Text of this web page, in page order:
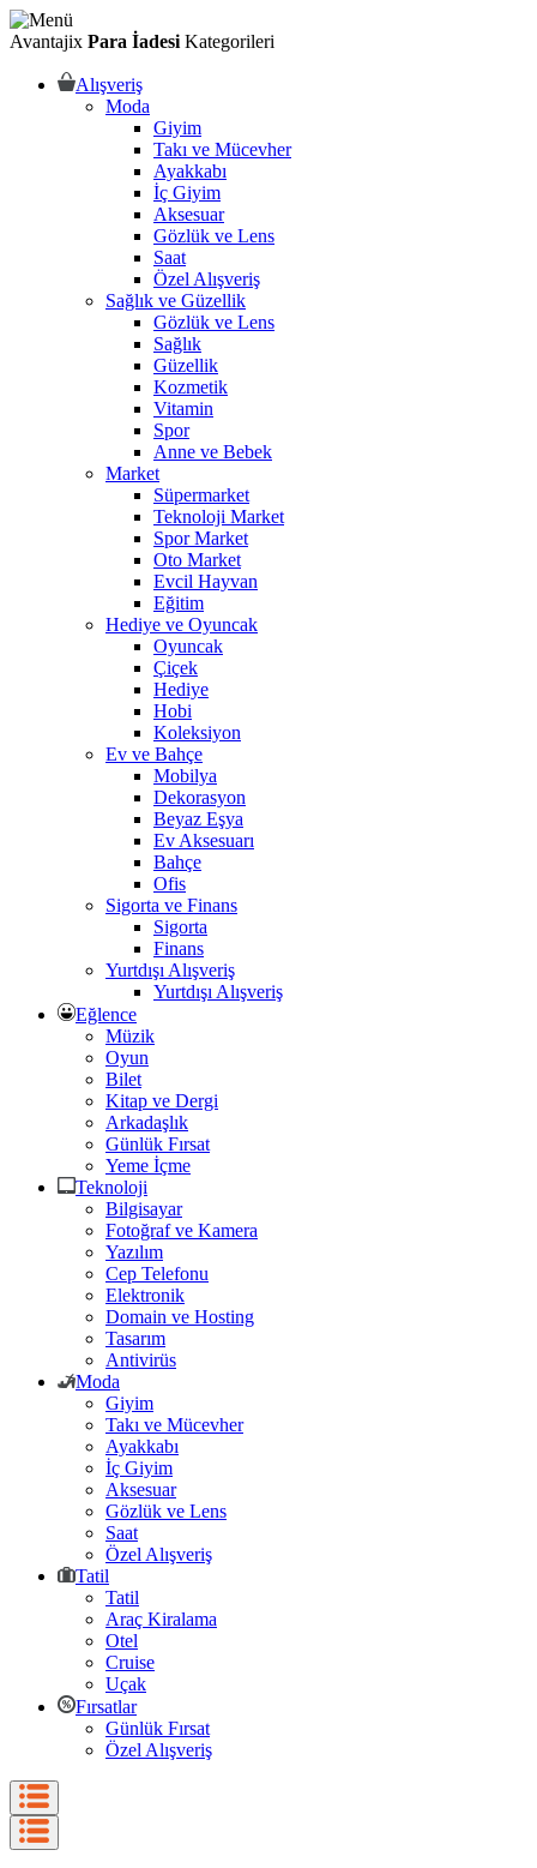
Avantajix Para İadesi Kategorileri
Alışveriş
Moda
Giyim
Takı ve Mücevher
Ayakkabı
İç Giyim
Aksesuar
Gözlük ve Lens
Saat
Özel Alışveriş
Sağlık ve Güzellik
Gözlük ve Lens
Sağlık
Güzellik
Kozmetik
Vitamin
Spor
Anne ve Bebek
Market
Süpermarket
Teknoloji Market
Spor Market
Oto Market
Evcil Hayvan
Eğitim
Hediye ve Oyuncak
Oyuncak
Çiçek
Hediye
Hobi
Koleksiyon
Ev ve Bahçe
Mobilya
Dekorasyon
Beyaz Eşya
Ev Aksesuarı
Bahçe
Ofis
Sigorta ve Finans
Sigorta
Finans
Yurtdışı Alışveriş
Yurtdışı Alışveriş
Eğlence
Müzik
Oyun
Bilet
Kitap ve Dergi
Arkadaşlık
Günlük Fırsat
Yeme İçme
Teknoloji
Bilgisayar
Fotoğraf ve Kamera
Yazılım
Cep Telefonu
Elektronik
Domain ve Hosting
Tasarım
Antivirüs
Moda
Giyim
Takı ve Mücevher
Ayakkabı
İç Giyim
Aksesuar
Gözlük ve Lens
Saat
Özel Alışveriş
Tatil
Tatil
Araç Kiralama
Otel
Cruise
Uçak
Fırsatlar
Günlük Fırsat
Özel Alışveriş